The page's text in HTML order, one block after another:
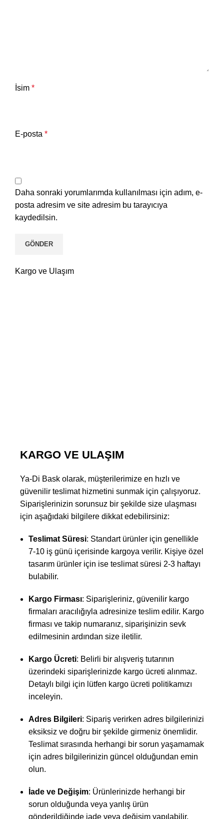
İsim *
E-posta *
Daha sonraki yorumlarımda kullanılması için adım, e-
posta adresim ve site adresim bu tarayıcıya
kaydedilsin.
Kargo ve Ulaşım
KARGO VE ULAŞIM
Ya-Di Bask olarak, müşterilerimize en hızlı ve
güvenilir teslimat hizmetini sunmak için çalışıyoruz.
Siparişlerinizin sorunsuz bir şekilde size ulaşması
için aşağıdaki bilgilere dikkat edebilirsiniz:
Teslimat Süresi: Standart ürünler için genellikle
7-10 iş günü içerisinde kargoya verilir. Kişiye özel
tasarım ürünler için ise teslimat süresi 2-3 haftayı
bulabilir.
Kargo Firması: Siparişleriniz, güvenilir kargo
firmaları aracılığıyla adresinize teslim edilir. Kargo
firması ve takip numaranız, siparişinizin sevk
edilmesinin ardından size iletilir.
Kargo Ücreti: Belirli bir alışveriş tutarının
üzerindeki siparişlerinizde kargo ücreti alınmaz.
Detaylı bilgi için lütfen kargo ücreti politikamızı
inceleyin.
Adres Bilgileri: Sipariş verirken adres bilgilerinizi
eksiksiz ve doğru bir şekilde girmeniz önemlidir.
Teslimat sırasında herhangi bir sorun yaşamamak
için adres bilgilerinizin güncel olduğundan emin
olun.
İade ve Değişim: Ürünlerinizde herhangi bir
sorun olduğunda veya yanlış ürün
gönderildiğinde iade veya değişim yapılabilir.